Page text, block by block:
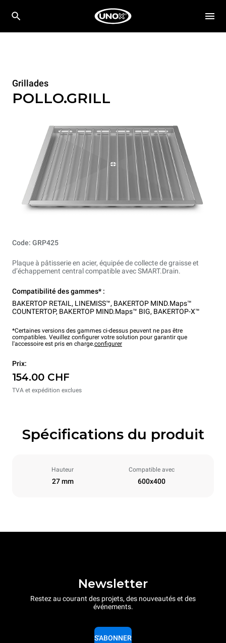
Grillades
POLLO.GRILL
Code: GRP425
Plaque à pâtisserie en acier, équipée de collecte de graisse et
d’échappement central compatible avec SMART.Drain.
Compatibilité des gammes* :
BAKERTOP RETAIL, LINEMISS™, BAKERTOP MIND.Maps™
COUNTERTOP, BAKERTOP MIND.Maps™ BIG, BAKERTOP-X™
*Certaines versions des gammes ci-dessus peuvent ne pas être
compatibles. Veuillez configurer votre solution pour garantir que
l'accessoire est pris en charge.configurer
Prix:
154.00 CHF
TVA et expédition exclues
Spécifications du produit
Hauteur
27 mm
Compatible avec
600x400
Newsletter
Restez au courant des projets, des nouveautés et des
événements.
S'ABONNER